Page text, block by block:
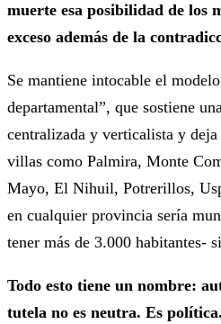
muerte esa posibilidad de los
exceso además de la
Se mantiene intocable el
departamental”, que sostiene
centralizada y verticalista y
villas como Palmira, Monte
Mayo, El Nihuil, Potrerillos,
en cualquier provincia sería
tener más de 3.000 habitantes-
Todo esto tiene un nombre:
tutela no es neutra. Es